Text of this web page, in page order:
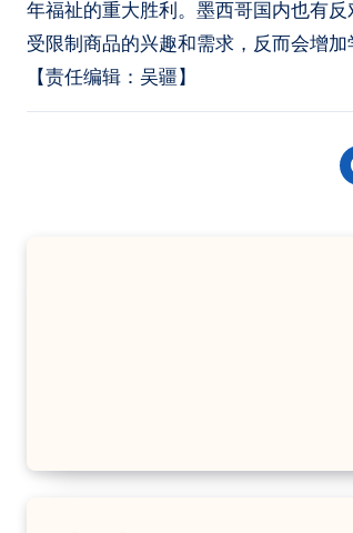
年福祉的重大胜利。墨西哥国内也有
受限制商品的兴趣和需求，反而会增加
【责任编辑：吴疆】